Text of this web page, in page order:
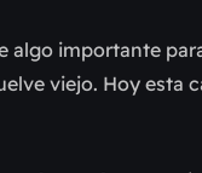
algo importante
viejo. Hoy esta